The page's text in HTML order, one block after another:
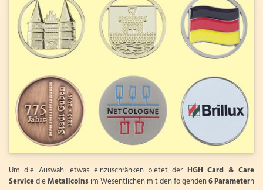
Um die Auswahl etwas einzuschränken bietet der HGH Card & Care
ServicedieMetallcoinsim Wesentlichen mit den folgenden6 Parametern